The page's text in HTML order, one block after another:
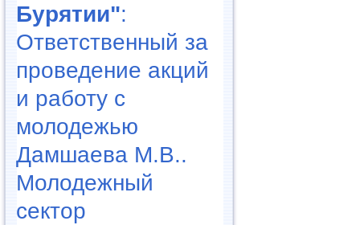
Бурятии":
Ответственный за
проведение акций
и работу с
молодежью
Дамшаева М.В..
Молодежный
сектор